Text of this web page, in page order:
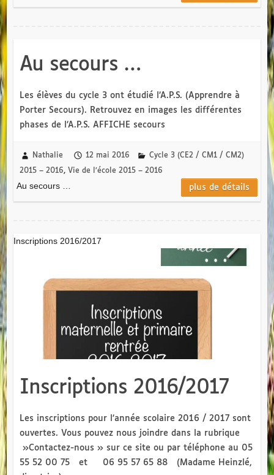
Au secours …
Les élèves du cycle 3 ont étudié l’A.P.S. (Apprendre à
Porter Secours). Retrouvez en images les différentes
phases de l’A.P.S. AFFICHE secours
Nathalie 12 mai 2016 Cycle 3 (CE2 / CM1 / CM2)
2015 – 2016, Vie de l’école 2015 – 2016
Au secours … plus de détails
Inscriptions 2016/2017
Inscriptions 2016/2017
Les inscriptions pour l’année scolaire 2016 / 2017 sont
ouvertes. Vous pouvez nous joindre dans la rubrique
»Contactez-nous » sur ce site ou par téléphone au 05
55 52 00 75 et 06 95 57 65 88 (Madame Heinzlé,